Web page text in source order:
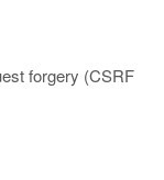
forgery (CSRF